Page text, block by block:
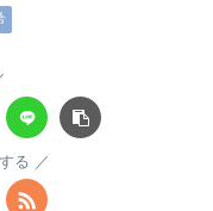
る